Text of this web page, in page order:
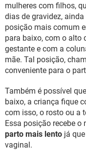
mulheres com filhos,
dias de gravidez,
posição mais comum
para baixo, com o alto
gestante e com a
mãe. Tal posição,
conveniente para o
Também é possível
baixo, a criança fique
com isso, o rosto ou a
Essa posição recebe o
parto mais lento já
vaginal.